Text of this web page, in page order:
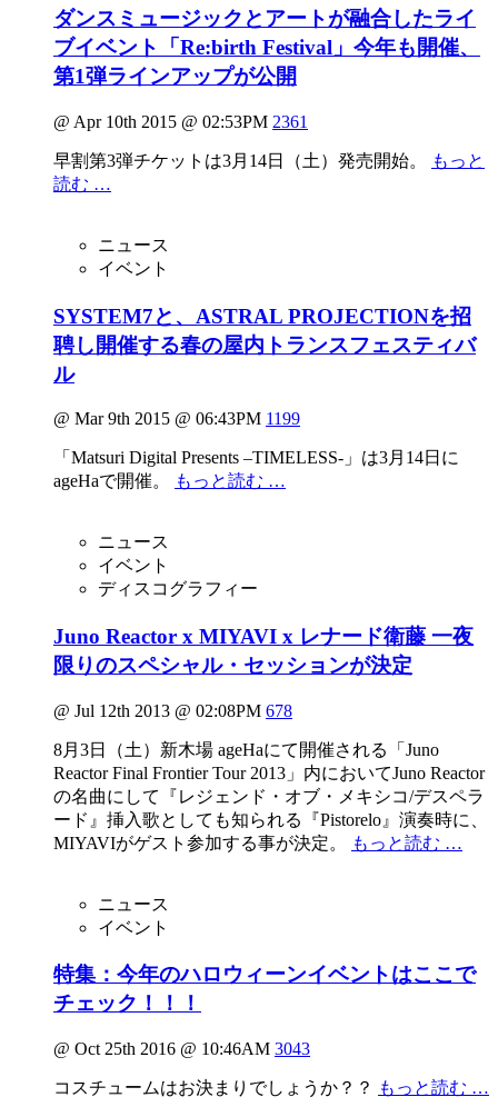
ダンスミュージックとアートが融合したライ
ブイベント「Re:birth Festival」今年も開催、
第1弾ラインアップが公開
@ Apr 10th 2015 @ 02:53PM 2361
早割第3弾チケットは3月14日（土）発売開始。
もっと
読む …
ニュース
イベント
SYSTEM7と、ASTRAL PROJECTIONを招
聘し開催する春の屋内トランスフェスティバ
ル
@ Mar 9th 2015 @ 06:43PM 1199
「Matsuri Digital Presents –TIMELESS-」は3月14日に
ageHaで開催。
もっと読む …
ニュース
イベント
ディスコグラフィー
Juno Reactor x MIYAVI x レナード衛藤 一夜
限りのスペシャル・セッションが決定
@ Jul 12th 2013 @ 02:08PM 678
8月3日（土）新木場 ageHaにて開催される「Juno
Reactor Final Frontier Tour 2013」内においてJuno Reactor
の名曲にして『レジェンド・オブ・メキシコ/デスペラ
ード』挿入歌としても知られる『Pistorelo』演奏時に、
MIYAVIがゲスト参加する事が決定。
もっと読む …
ニュース
イベント
特集：今年のハロウィーンイベントはここで
チェック！！！
@ Oct 25th 2016 @ 10:46AM 3043
コスチュームはお決まりでしょうか？？ もっと読む …